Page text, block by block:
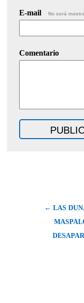
E-mail No será
Comentario
← LAS